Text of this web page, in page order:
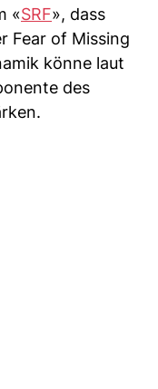
«SRF», dass
Fear of Missing
könne laut
des